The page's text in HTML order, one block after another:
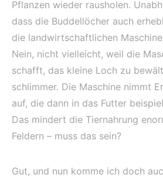
Pflanzen wieder rausholen.
dass die Buddellöcher auch
die landwirtschaftlichen
Nein, nicht vielleicht, weil die
schafft, das kleine Loch zu
schlimmer. Die Maschine nimmt
auf, die dann in das Futter
Das mindert die Tiernahrung
Feldern – muss das sein?
Gut, und nun komme ich doch